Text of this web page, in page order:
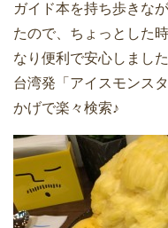
ガイド本を持ち歩きな
たので、ちょっとした
なり便利で安心しました
台湾発「アイスモンス
かげで楽々検索♪